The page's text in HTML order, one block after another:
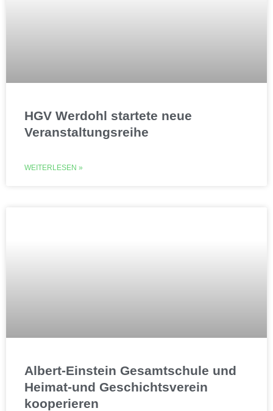
HGV Werdohl startete neue
Veranstaltungsreihe
WEITERLESEN »
Albert-Einstein Gesamtschule und
Heimat-und Geschichtsverein
kooperieren